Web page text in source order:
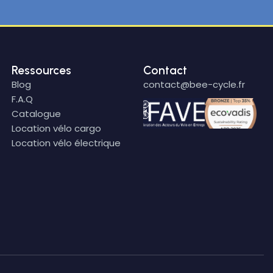
Ressources
Blog
F.A.Q
Catalogue
Location vélo cargo
Location vélo électrique
Contact
contact@bee-cycle.fr